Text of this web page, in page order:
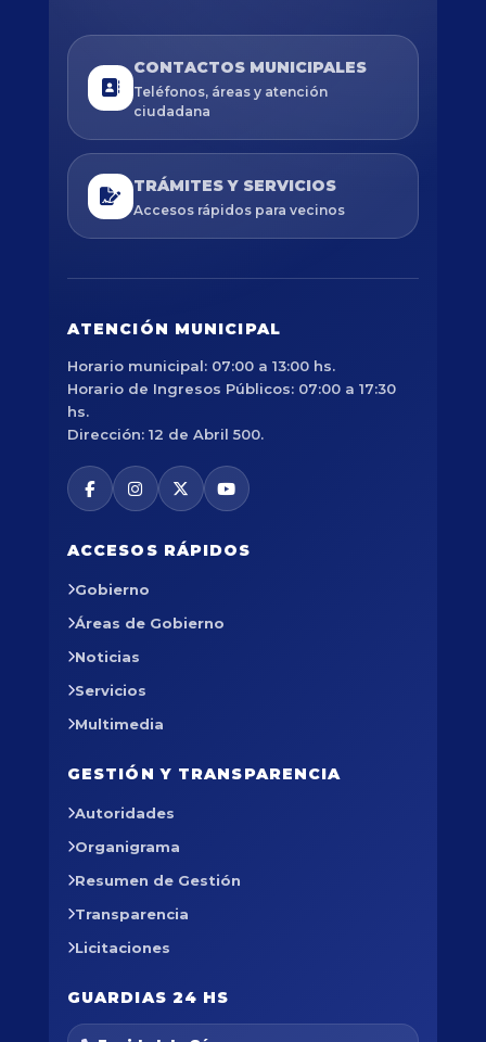
CONTACTOS MUNICIPALES
Teléfonos, áreas y atención
ciudadana
TRÁMITES Y SERVICIOS
Accesos rápidos para vecinos
ATENCIÓN MUNICIPAL
Horario municipal: 07:00 a 13:00 hs.
Horario de Ingresos Públicos: 07:00 a 17:30
hs.
Dirección: 12 de Abril 500.
ACCESOS RÁPIDOS
Gobierno
Áreas de Gobierno
Noticias
Servicios
Multimedia
GESTIÓN Y TRANSPARENCIA
Autoridades
Organigrama
Resumen de Gestión
Transparencia
Licitaciones
GUARDIAS 24 HS